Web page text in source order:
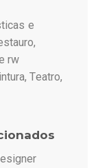
e
rw
Teatro,